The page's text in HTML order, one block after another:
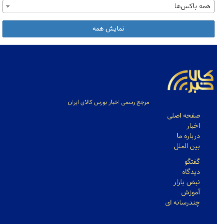
همه باکس‌ها
نمایش همه
مرجع رسمی اخبار بورس کالای ایران
صفحه اصلی
اخبار
درباره ما
بین الملل
گفتگو
دیدگاه
نبض بازار
آموزش
چندرسانه ای